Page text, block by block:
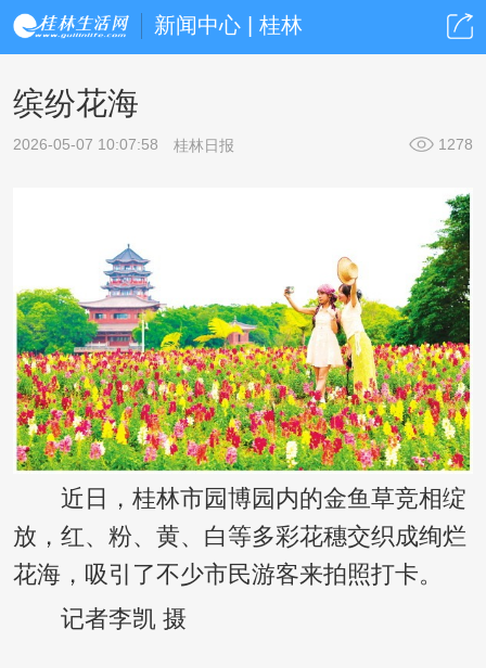
新闻中心 | 桂林
缤纷花海
2026-05-07 10:07:58 桂林日报 1278
近日，桂林市园博园内的金鱼草竞相绽
放，红、粉、黄、白等多彩花穗交织成绚烂
花海，吸引了不少市民游客来拍照打卡。
记者李凯 摄